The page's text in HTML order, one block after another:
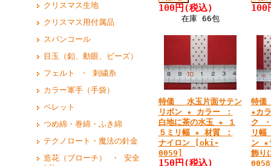
クリスマス生地
クリスマス用付属品
スパンコール
目玉（釦、動眼、ビーズ）
フェルト ・ 刺繍糸
カラー軍手（手袋）
ペレット
つめ綿・巻綿・ふき綿
テクノロート・魔法の針金
造花（ブローチ） ・ 安全
100円 (税込)
在庫 66包
100
特価 水玉片面サテン
リボン ★ カラー ：
白地に茶の水玉 ★ １
５ミリ幅 ★ 材質 ：
ナイロン [oki-
0059]
150円 (税込)
特価
★カ
ク
リ
ン ★
飾